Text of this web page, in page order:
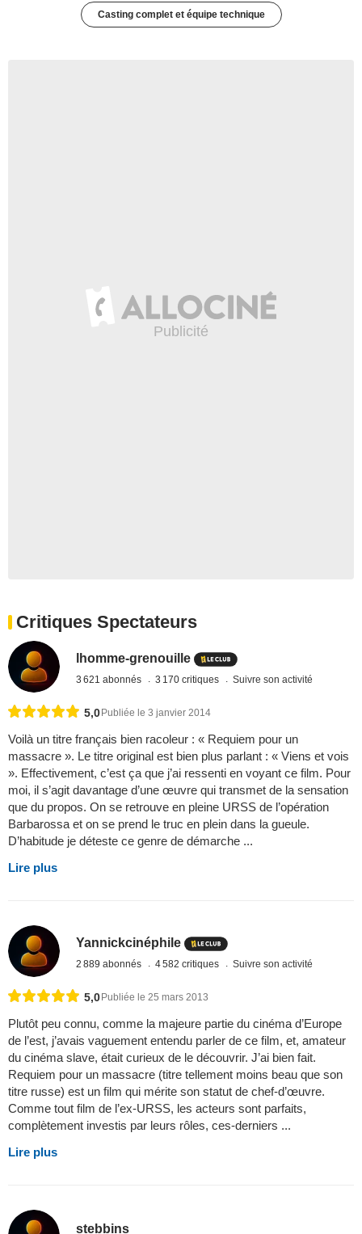
Casting complet et équipe technique
Critiques Spectateurs
lhomme-grenouille
3 621 abonnés 3 170 critiques Suivre son activité
5,0Publiée le 3 janvier 2014
Voilà un titre français bien racoleur : « Requiem pour un
massacre ». Le titre original est bien plus parlant : « Viens et vois
». Effectivement, c’est ça que j’ai ressenti en voyant ce film. Pour
moi, il s’agit davantage d’une œuvre qui transmet de la sensation
que du propos. On se retrouve en pleine URSS de l’opération
Barbarossa et on se prend le truc en plein dans la gueule.
D’habitude je déteste ce genre de démarche ...
Lire plus
Yannickcinéphile
2 889 abonnés 4 582 critiques Suivre son activité
5,0 Publiée le 25 mars 2013
Plutôt peu connu, comme la majeure partie du cinéma d’Europe
de l’est, j’avais vaguement entendu parler de ce film, et, amateur
du cinéma slave, était curieux de le découvrir. J’ai bien fait.
Requiem pour un massacre (titre tellement moins beau que son
titre russe) est un film qui mérite son statut de chef-d’œuvre.
Comme tout film de l’ex-URSS, les acteurs sont parfaits,
complètement investis par leurs rôles, ces-derniers ...
Lire plus
stebbins